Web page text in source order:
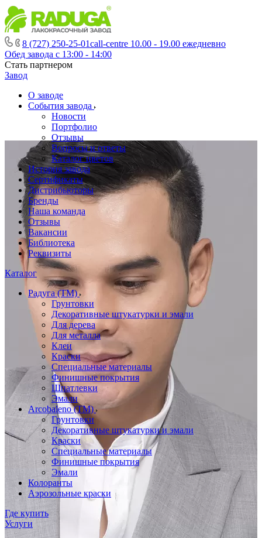
8 (727) 250-25-01call-centre 10.00 - 19.00 ежедневно
Обед завода с 13:00 - 14:00
Стать партнером
Завод
О заводе
События завода
Новости
Портфолио
Отзывы
Вопросы и ответы
Каталог цветов
История завода
Сертификаты
Дистрибьюторы
Бренды
Наша команда
Отзывы
Вакансии
Библиотека
Реквизиты
Каталог
Радуга (ТМ)
Грунтовки
Декоративные штукатурки и эмали
Для дерева
Для металла
Клеи
Краски
Специальные материалы
Финишные покрытия
Шпатлевки
Эмали
Arcobaleno (ТМ)
Грунтовки
Декоративные штукатурки и эмали
Краски
Специальные материалы
Финишные покрытия
Эмали
Колоранты
Аэрозольные краски
Где купить
Услуги